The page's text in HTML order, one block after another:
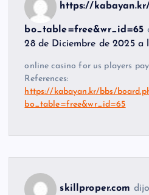
https://
bo_table=free&wr_id=65
28 de Diciembre de 2025 a
online casino for us players
References:
https://kabayan.kr/bbs/
bo_table=free&wr_id=65
skillproper.com